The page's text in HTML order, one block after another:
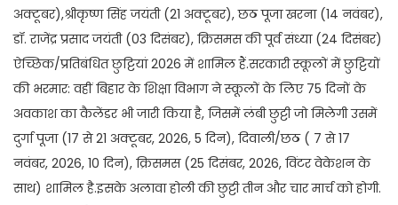
अक्टूबर),श्रीकृष्ण सिंह जयंती (21 अक्टूबर), छठ पूजा खरना (14 नवंबर),
डॉ. राजेंद्र प्रसाद जयंती (03 दिसंबर), क्रिसमस की पूर्व संध्या (24 दिसंबर)
ऐच्छिक/प्रतिबंधित छुट्टियां 2026 में शामिल हैं.सरकारी स्कूलों में छुट्टियों
की भरमार: वहीं बिहार के शिक्षा विभाग ने स्कूलों के लिए 75 दिनों के
अवकाश का कैलेंडर भी जारी किया है, जिसमें लंबी छुट्टी जो मिलेगी उसमें
दुर्गा पूजा (17 से 21 अक्टूबर, 2026, 5 दिन), दिवाली/छठ ( 7 से 17
नवंबर, 2026, 10 दिन), क्रिसमस (25 दिसंबर, 2026, विंटर वेकेशन के
साथ) शामिल है.इसके अलावा होली की छुट्टी तीन और चार मार्च को होगी.